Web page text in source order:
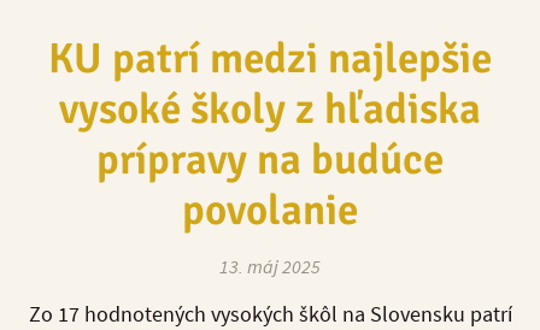
KU patrí medzi najlepšie
vysoké školy z hľadiska
prípravy na budúce
povolanie
13. máj 2025
Zo 17 hodnotených vysokých škôl na Slovensku patrí